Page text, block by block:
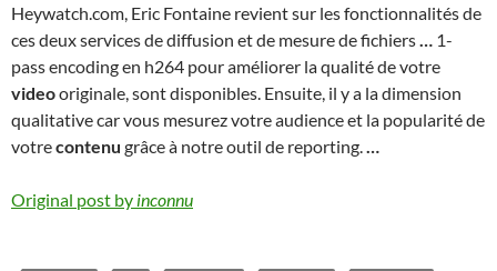
Heywatch.com, Eric Fontaine revient sur les fonctionnalités de
ces deux services de diffusion et de mesure de fichiers… 1-
pass encoding en h264 pour améliorer la qualité de votre
videooriginale, sont disponibles. Ensuite, il y a la dimension
qualitative car vous mesurez votre audience et la popularité de
votrecontenu grâce à notre outil de reporting.…
Original post by inconnu